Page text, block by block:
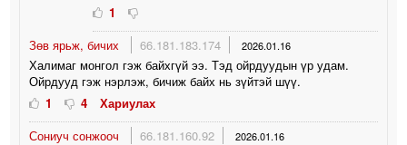
1
Зөв ярьж, бичих
66.181.183.174 2026.01.16
Халимаг монгол гэж байхгүй ээ. Тэд ойрдуудын үр удам.
Ойрдууд гэж нэрлэж, бичиж байх нь зүйтэй шүү.
1
4
Хариулах
Сониуч сонжооч
66.181.160.92 2026.01.16